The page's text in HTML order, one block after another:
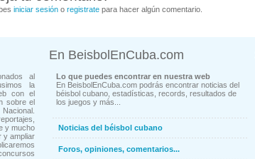
iniciar sesión o registrate para hacer algún comentario.
al
la
con el
sobre el
y mucho
y ampliar
En BeisbolEnCuba.com
Lo que puedes encontrar en nuestra web
En BeisbolEnCuba.com podrás encontrar noticias del
béisbol cubano, estadísticas, records, resultados de
los juegos y más...
Noticias del béisbol cubano
Foros, opiniones, comentarios...